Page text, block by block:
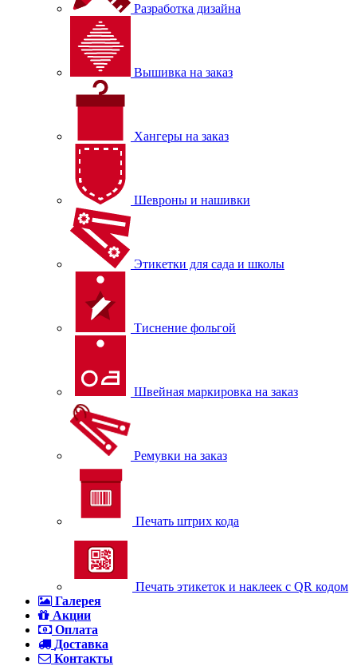
Разработка дизайна
Вышивка на заказ
Хангеры на заказ
Шевроны и нашивки
Этикетки для сада и школы
Тиснение фольгой
Швейная маркировка на заказ
Ремувки на заказ
Печать штрих кода
Печать этикеток и наклеек с QR кодом
Галерея
Акции
Оплата
Доставка
Контакты